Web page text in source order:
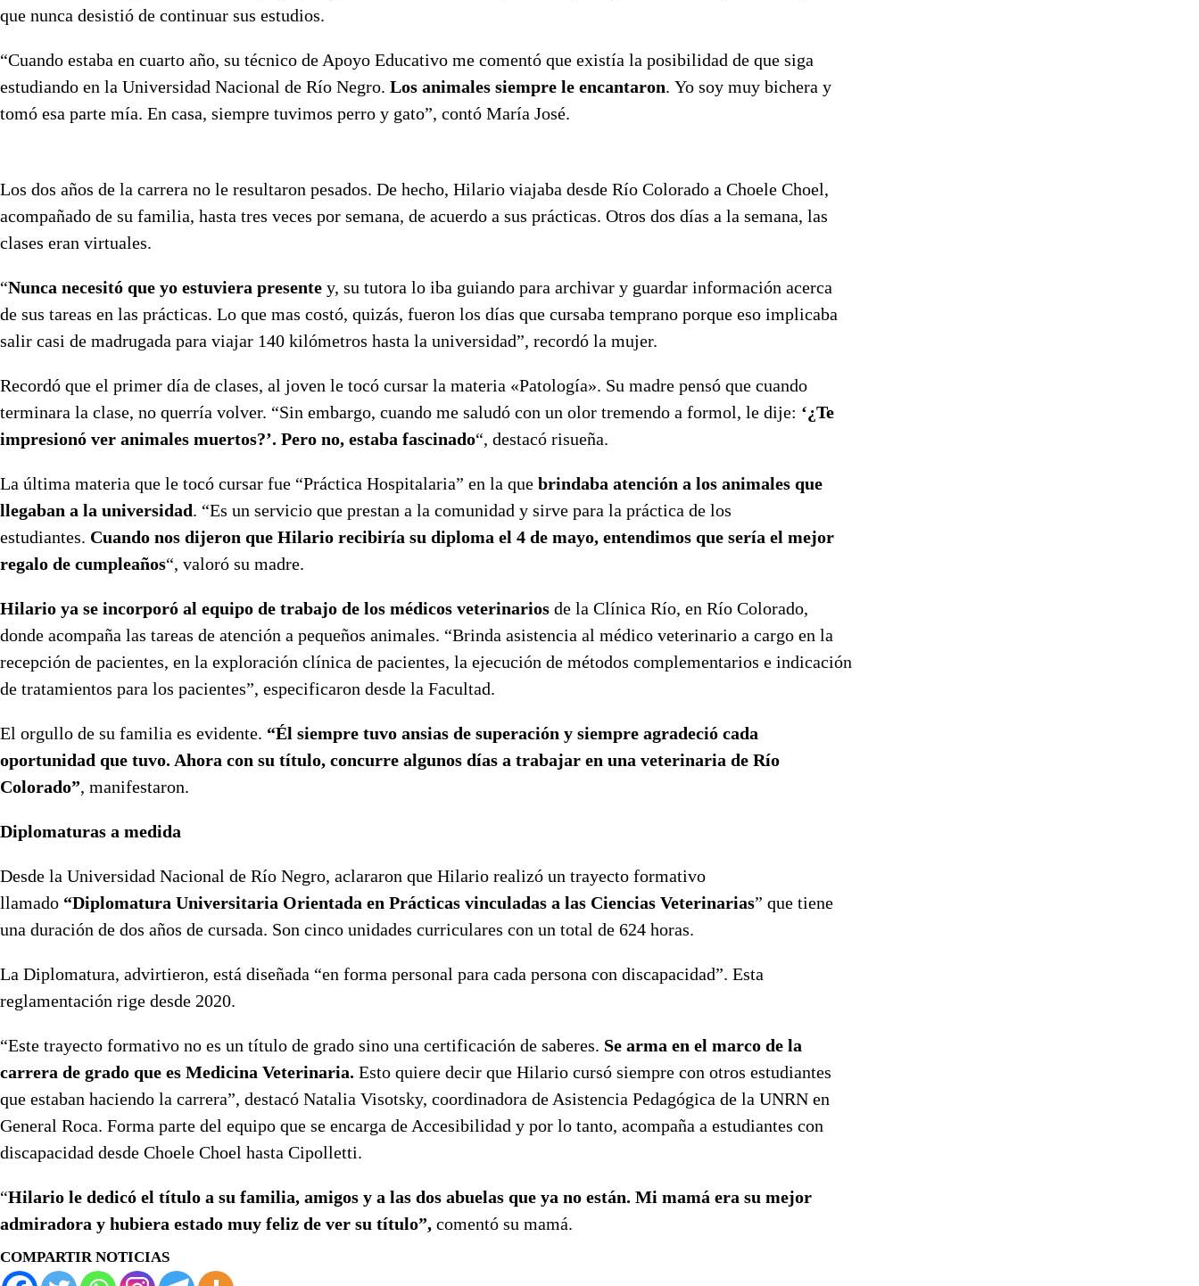
que nunca desistió de continuar sus estudios.
“Cuando estaba en cuarto año, su técnico de Apoyo Educativo me comentó que existía la posibilidad de que siga
estudiando en la Universidad Nacional de Río Negro. Los animales siempre le encantaron. Yo soy muy bichera y
tomó esa parte mía. En casa, siempre tuvimos perro y gato”, contó María José.
Los dos años de la carrera no le resultaron pesados. De hecho, Hilario viajaba desde Río Colorado a Choele Choel,
acompañado de su familia, hasta tres veces por semana, de acuerdo a sus prácticas. Otros dos días a la semana, las
clases eran virtuales.
“Nunca necesitó que yo estuviera presente y, su tutora lo iba guiando para archivar y guardar información acerca
de sus tareas en las prácticas. Lo que mas costó, quizás, fueron los días que cursaba temprano porque eso implicaba
salir casi de madrugada para viajar 140 kilómetros hasta la universidad”, recordó la mujer.
Recordó que el primer día de clases, al joven le tocó cursar la materia «Patología». Su madre pensó que cuando
terminara la clase, no querría volver. “Sin embargo, cuando me saludó con un olor tremendo a formol, le dije: ‘¿Te
impresionó ver animales muertos?’. Pero no, estaba fascinado“, destacó risueña.
La última materia que le tocó cursar fue “Práctica Hospitalaria” en la que brindaba atención a los animales que
llegaban a la universidad. “Es un servicio que prestan a la comunidad y sirve para la práctica de los
estudiantes. Cuando nos dijeron que Hilario recibiría su diploma el 4 de mayo, entendimos que sería el mejor
regalo de cumpleaños“, valoró su madre.
Hilario ya se incorporó al equipo de trabajo de los médicos veterinarios de la Clínica Río, en Río Colorado,
donde acompaña las tareas de atención a pequeños animales. “Brinda asistencia al médico veterinario a cargo en la
recepción de pacientes, en la exploración clínica de pacientes, la ejecución de métodos complementarios e indicación
de tratamientos para los pacientes”, especificaron desde la Facultad.
El orgullo de su familia es evidente. “Él siempre tuvo ansias de superación y siempre agradeció cada
oportunidad que tuvo. Ahora con su título, concurre algunos días a trabajar en una veterinaria de Río
Colorado”, manifestaron.
Diplomaturas a medida
Desde la Universidad Nacional de Río Negro, aclararon que Hilario realizó un trayecto formativo
llamado “Diplomatura Universitaria Orientada en Prácticas vinculadas a las Ciencias Veterinarias” que tiene
una duración de dos años de cursada. Son cinco unidades curriculares con un total de 624 horas.
La Diplomatura, advirtieron, está diseñada “en forma personal para cada persona con discapacidad”. Esta
reglamentación rige desde 2020.
“Este trayecto formativo no es un título de grado sino una certificación de saberes. Se arma en el marco de la
carrera de grado que es Medicina Veterinaria. Esto quiere decir que Hilario cursó siempre con otros estudiantes
que estaban haciendo la carrera”, destacó Natalia Visotsky, coordinadora de Asistencia Pedagógica de la UNRN en
General Roca. Forma parte del equipo que se encarga de Accesibilidad y por lo tanto, acompaña a estudiantes con
discapacidad desde Choele Choel hasta Cipolletti.
“Hilario le dedicó el título a su familia, amigos y a las dos abuelas que ya no están. Mi mamá era su mejor
admiradora y hubiera estado muy feliz de ver su título”, comentó su mamá.
COMPARTIR NOTICIAS